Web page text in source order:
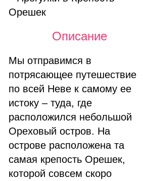
Описание
Мы отправимся в
потрясающее путешествие
по всей Неве к самому ее
истоку – туда, где
расположился небольшой
Ореховый остров. На
острове расположена та
самая крепость Орешек,
которой совсем скоро